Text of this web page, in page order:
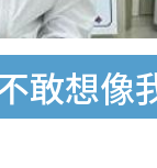
敢想像